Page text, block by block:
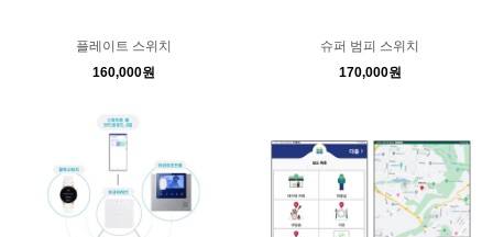
플레이트 스위치
160,000원
슈퍼 범피 스위치
170,000원